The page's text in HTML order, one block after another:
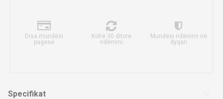
Disa mundësi
pagese
Kohë 30 ditore
ndërrimi
Mundësi ndërrimi në
dyqan
Specifikat